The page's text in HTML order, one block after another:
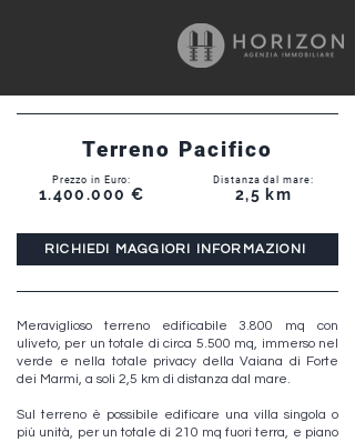
Terreno Pacifico
Prezzo in Euro:
1.400.000 €
Distanza dal mare:
2,5 km
RICHIEDI MAGGIORI INFORMAZIONI
Meraviglioso terreno edificabile 3.800 mq con
uliveto, per un totale di circa 5.500 mq, immerso nel
verde e nella totale privacy della Vaiana di Forte
dei Marmi, a soli 2,5 km di distanza dal mare.
Sul terreno è possibile edificare una villa singola o
più unità, per un totale di 210 mq fuori terra, e piano